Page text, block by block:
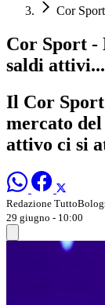
Cor
Cor Sport -
saldi attivi...
Il Cor
mercato
attivo ci si
Redazione
29 giugno - 10:00